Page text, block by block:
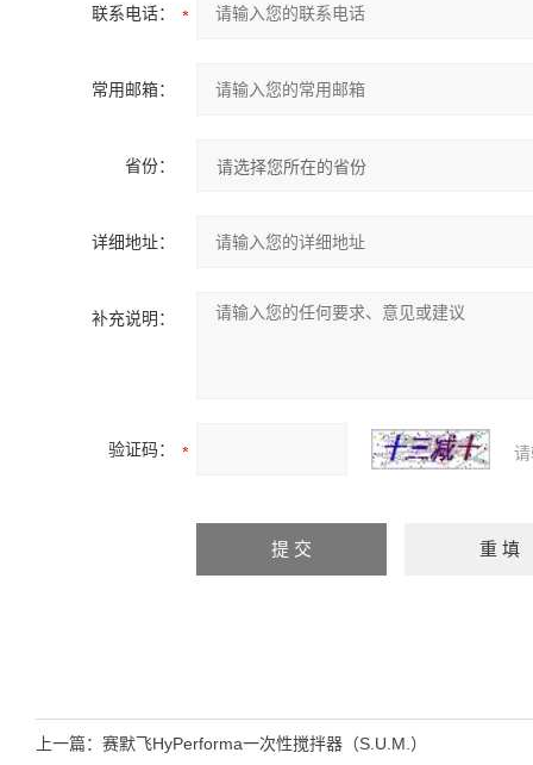
联系电话：
常用邮箱：
省份：
详细地址：
补充说明：
验证码：
上一篇： 赛默飞HyPerforma一次性搅拌器（S.U.M.）